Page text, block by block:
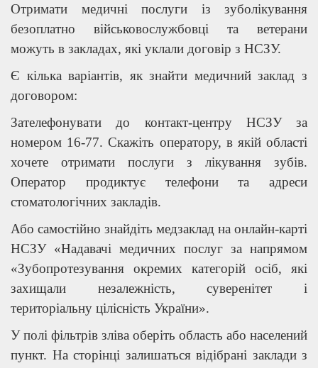
Отримати медичні послуги із зуболікування
безоплатно військовослужбовці та ветерани
можуть в закладах, які уклали договір з НСЗУ.
Є кілька варіантів, як знайти медичний заклад з
договором:
Зателефонувати до контакт-центру НСЗУ за
номером 16-77. Скажіть оператору, в якій області
хочете отримати послуги з лікування зубів.
Оператор продиктує телефони та адреси
стоматологічних закладів.
Або самостійно знайдіть медзаклад на онлайн-карті
НСЗУ «Надавачі медичних послуг за напрямом
«Зубопротезування окремих категорій осіб, які
захищали незалежність, суверенітет і
територіальну цілісність України».
У полі фільтрів зліва оберіть область або населений
пункт. На сторінці залишаться відібрані заклади з